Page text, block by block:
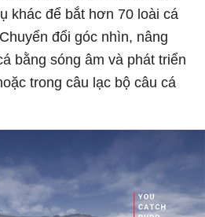
khác để bắt hơn 70 loài cá
đổi góc nhìn, nâng
bằng sóng âm và phát triển
trong câu lạc bộ câu cá